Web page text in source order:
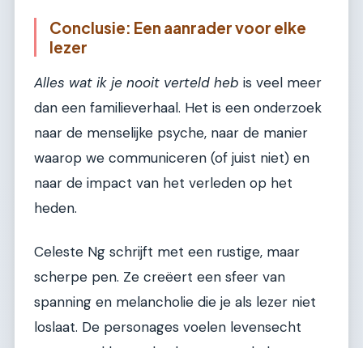
Conclusie: Een aanrader voor elke
lezer
Alles wat ik je nooit verteld heb is veel meer
dan een familieverhaal. Het is een onderzoek
naar de menselijke psyche, naar de manier
waarop we communiceren (of juist niet) en
naar de impact van het verleden op het
heden.
Celeste Ng schrijft met een rustige, maar
scherpe pen. Ze creëert een sfeer van
spanning en melancholie die je als lezer niet
loslaat. De personages voelen levensecht